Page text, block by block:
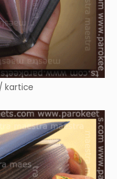
kartice